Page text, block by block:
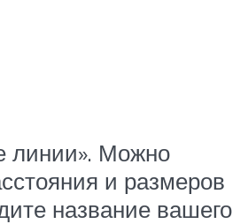
линии». Можно
и размеров
название вашего